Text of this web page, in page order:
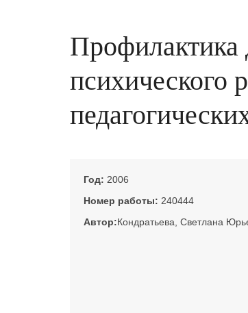
Профилактика
психического
Год: 2006
Номер работы: 240444
Автор:Кондратьева, Светлана